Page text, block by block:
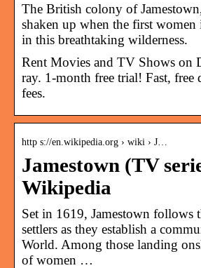
The British colony of
shaken up when the first women
in this breathtaking wilderness.
Rent Movies and TV Shows on
ray. 1-month free trial! Fast, free
fees.
http s://en.wikipedia.org › wiki › J…
Jamestown (TV
Wikipedia
Set in 1619, Jamestown follows
settlers as they establish a
World. Among those landing
of women …